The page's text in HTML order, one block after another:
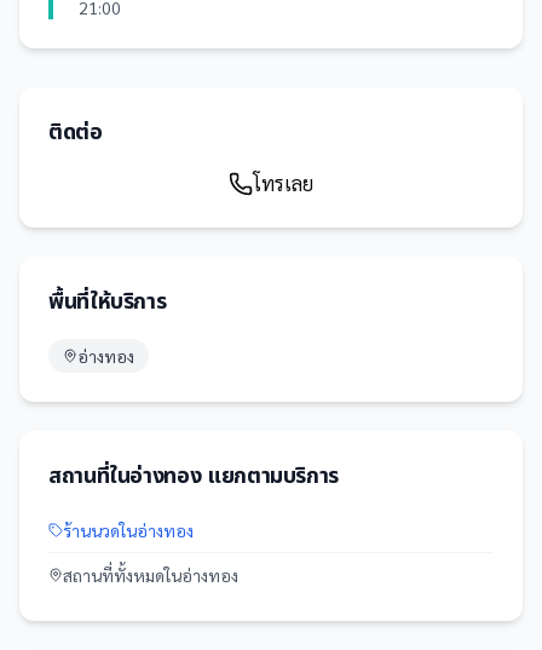
21:00
ติดต่อ
โทรเลย
พื้นที่ให้บริการ
อ่างทอง
สถานที่ในอ่างทองแยกตามบริการ
ร้านนวดในอ่างทอง
สถานที่ทั้งหมดในอ่างทอง